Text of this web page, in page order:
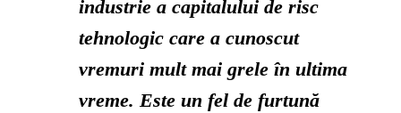
industrie a capitalului de risc
tehnologic care a cunoscut
vremuri mult mai grele în ultima
vreme. Este un fel de furtună